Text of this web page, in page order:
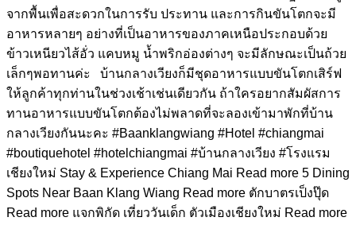
จากพื้นเพื่อสะดวกในการรับ ประทาน และการกินขันโตกจะมี
อาหารหลายๆ อย่างที่เป็นอาหารของภาคเหนือประกอบด้วย
ข้าวเหนียวไส้อั่ว แคบหมู น้ำพริกอ่องต่างๆ จะมีลักษณะเป็นถ้วย
เล็กๆพอทานค่ะ บ้านกลางเวียงก็มีชุดอาหารแบบขันโตกเสิร์ฟ
ให้ลูกค้าทุกท่านในช่วงเช้าเช่นเดียวกัน ถ้าใครอยากสัมผัสการ
ทานอาหารแบบขันโตกต้องไม่พลาดที่จะลองเข้ามาพักที่บ้าน
กลางเวียงกันนะคะ #Baanklangwiang #Hotel #chiangmai
#boutiquehotel #hotelchiangmai #บ้านกลางเวียง #โรงแรม
เชียงใหม่ Stay & Experience Chiang Mai Read more 5 Dining
Spots Near Baan Klang Wiang Read more ตักบาตรเป็งปุ๊ด
Read more แจกพิกัด เที่ยววันเด็ก ตัวเมืองเชียงใหม่ Read more